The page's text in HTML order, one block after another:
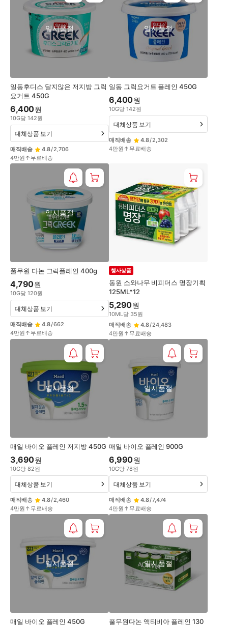
일동후디스 달지않은 저지방 그릭
요거트 450G
일시품절
6,400원
10G당 142원
매직배송 4.8/2,706
4만원↑무료배송
대체상품 보기
일동 그릭요거트 플레인 450G
일시품절
6,400원
10G당 142원
매직배송 4.8/2,302
4만원↑무료배송
대체상품 보기
풀무원 다논 그릭플레인 400g
일시품절
4,790원
10G당 120원
매직배송 4.8/662
4만원↑무료배송
대체상품 보기
동원 소와나무 비피더스 명장기획
125ML*12
행사상품
5,290원
10ML당 35원
매직배송
4.8/24,483
4만원↑무료배송
매일 바이오 플레인 저지방 450G
일시품절
3,690원
10G당 82원
매직배송 4.8/2,460
4만원↑무료배송
대체상품 보기
매일 바이오 플레인 900G
일시품절
6,990원
10G당 78원
매직배송 4.8/7,474
4만원↑무료배송
대체상품 보기
매일 바이오 플레인 450G
일시품절
풀무원다논 액티비아 플레인 130
일시품절